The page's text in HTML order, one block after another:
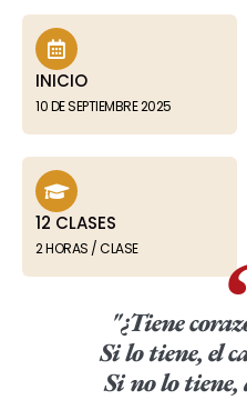
INICIO
10 DE SEPTIEMBRE 2025
12 CLASES
2 HORAS / CLASE
"¿Tiene
Si lo tiene, el
Si no lo